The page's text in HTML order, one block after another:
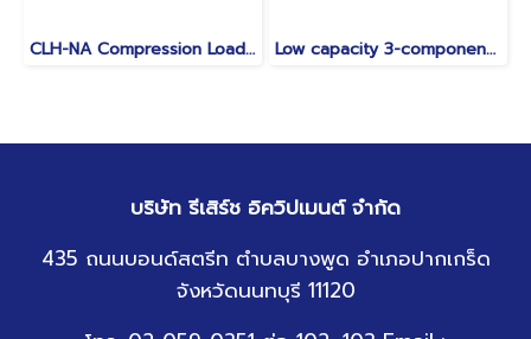
CLH-NA Compression Load Cell 1MN to 2MN Low capacity 3-component load cell SLP-NA-T 100N to 1kN
บริษัท รีเสิร์ช อิควิปเมนต์ จำกัด
435 ถนนบอนด์สตรีท ตำบลบางพูด อำเภอปากเกร็ด
จังหวัดนนทบุรี 11120